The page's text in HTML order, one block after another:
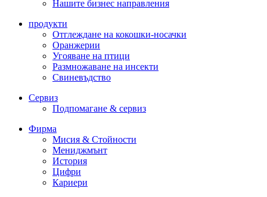
Нашите бизнес направления
продукти
Отглеждане на кокошки-носачки
Оранжерии
Угояване на птици
Размножаване на инсекти
Свиневъдство
Сервиз
Подпомагане & сервиз
Фирма
Мисия & Стойности
Мениджмънт
История
Цифри
Кариери